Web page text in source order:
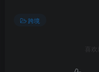
跨境
喜